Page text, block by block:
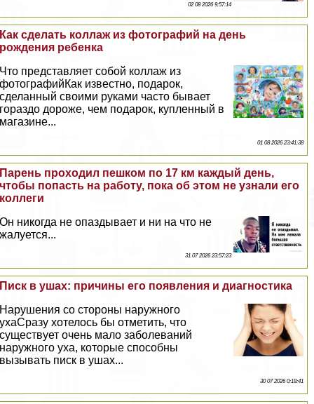
02 08 2026 9:57:14
Как сделать коллаж из фотографий на день
рождения ребенка
Что представляет собой коллаж из
фотографийКак известно, подарок,
сделанный своими руками часто бывает
гораздо дороже, чем подарок, купленный в
магазине...
01 08 2026 23:41:38
Парень проходил пешком по 17 км каждый день,
чтобы попасть на работу, пока об этом не узнали его
коллеги
Он никогда не опаздывает и ни на что не
жалуется...
31 07 2026 23:57:23
Писк в ушах: причины его появления и диагностика
Нарушения со стороны наружного
ухаСразу хотелось бы отметить, что
существует очень мало заболеваний
наружного уха, которые способны
вызывать писк в ушах...
30 07 2026 0:18:41